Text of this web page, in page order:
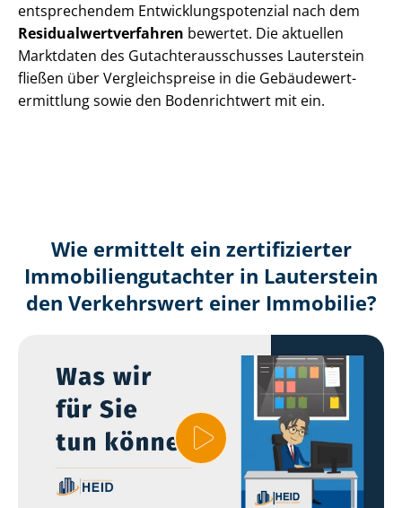
entsprechendem Ent­wick­lungs­po­ten­zi­al nach dem
Re­si­du­al­wert­ver­fah­ren bewertet. Die aktuellen
Marktdaten des Gut­ach­ter­aus­schus­ses Lauterstein
fließen über Ver­gleichs­prei­se in die Ge­bäu­de­wert­
ermitt­lung sowie den Bodenrichtwert mit ein.
Wie ermittelt ein zertifizierter
Immobilien­gutachter in Lauterstein
den Verkehrswert einer Immobilie?